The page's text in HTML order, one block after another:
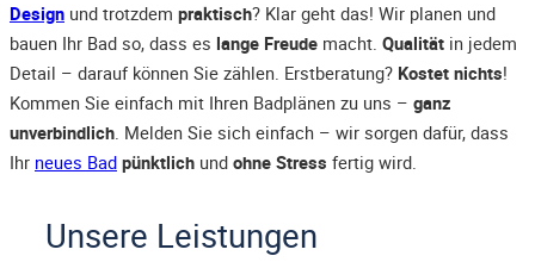
Design und trotzdem praktisch? Klar geht das! Wir planen und
bauen Ihr Bad so, dass es lange Freude macht. Qualität in jedem
Detail – darauf können Sie zählen. Erstberatung? Kostet nichts!
Kommen Sie einfach mit Ihren Badplänen zu uns – ganz
unverbindlich. Melden Sie sich einfach – wir sorgen dafür, dass
Ihr neues Bad pünktlich und ohne Stress fertig wird.
Unsere Leistungen